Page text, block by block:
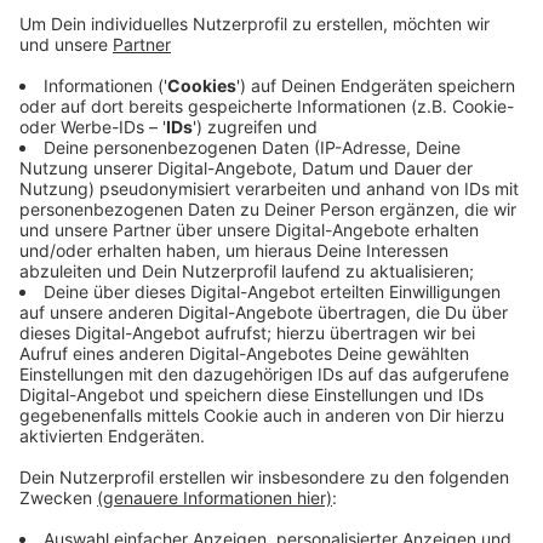
langjährigen Mittelwerten der letzten knapp 100
Jahre gelegen - der Dezember sogar um 94
Prozent. Da hat der Dauerregen über Weihnachten
innerhalb von fünf Tagen soviel Niederschlag
gebracht wie sonst der komplette Monat
Dezember. Gut für die Talsperren: deren Füllstände
stiegen von gut 83 Prozent am 1. Dezember auf
rund 89 Prozent Ende Februar. Das ist ein
überdurchschnittlicher Wert für die Jahreszeit.
Veröffentlicht:Freitag, 08.03.2024 05:58
Anzeige